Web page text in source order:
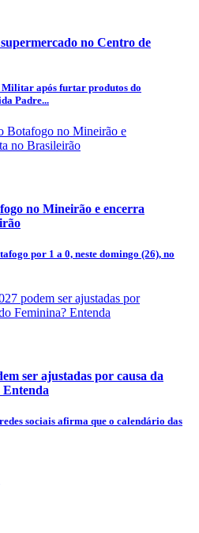
no Centro de
após furtar produtos do
Padre...
no Mineirão e encerra
por 1 a 0, neste domingo (26), no
ser ajustadas por causa da
sociais afirma que o calendário das